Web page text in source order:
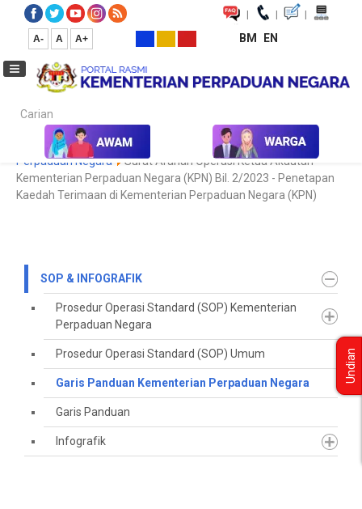
| | |
A- A A+ BM EN
Carian...
Laman Utama SOP & Infografik
Garis Panduan Kementerian
Perpaduan Negara
Surat Arahan Operasi Ketua Akautan
Kementerian Perpaduan Negara (KPN) Bil. 2/2023 - Penetapan
Kaedah Terimaan di Kementerian Perpaduan Negara (KPN)
SOP & INFOGRAFIK
Prosedur Operasi Standard (SOP) Kementerian
Perpaduan Negara
Prosedur Operasi Standard (SOP) Umum
Garis Panduan Kementerian Perpaduan Negara
Garis Panduan
Infografik
Undian